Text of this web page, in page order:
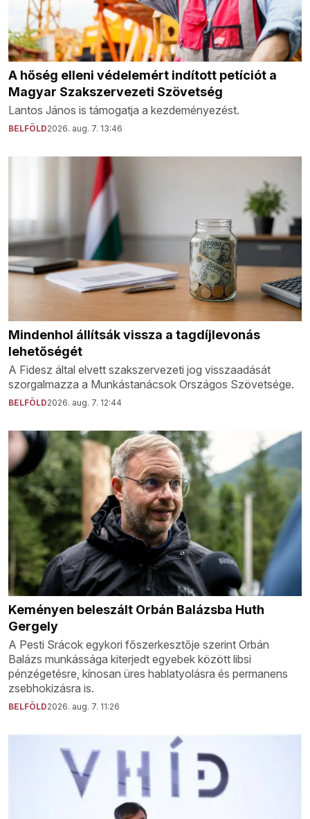
A hőség elleni védelemért indított petíciót a
Magyar Szakszervezeti Szövetség
Lantos János is támogatja a kezdeményezést.
BELFÖLD2026. aug. 7. 13:46
Mindenhol állítsák vissza a tagdíjlevonás
lehetőségét
A Fidesz által elvett szakszervezeti jog visszaadását
szorgalmazza a Munkástanácsok Országos Szövetsége.
BELFÖLD2026. aug. 7. 12:44
Keményen beleszált Orbán Balázsba Huth
Gergely
A Pesti Srácok egykori főszerkesztője szerint Orbán
Balázs munkássága kiterjedt egyebek között libsi
pénzégetésre, kínosan üres hablatyolásra és permanens
zsebhokizásra is.
BELFÖLD2026. aug. 7. 11:26